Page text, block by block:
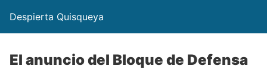
Despierta Quisqueya
El anuncio del Bloque de Defensa